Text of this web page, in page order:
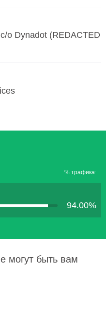
o Dynadot (REDACTED
% трафика:
94.00%
могут быть вам